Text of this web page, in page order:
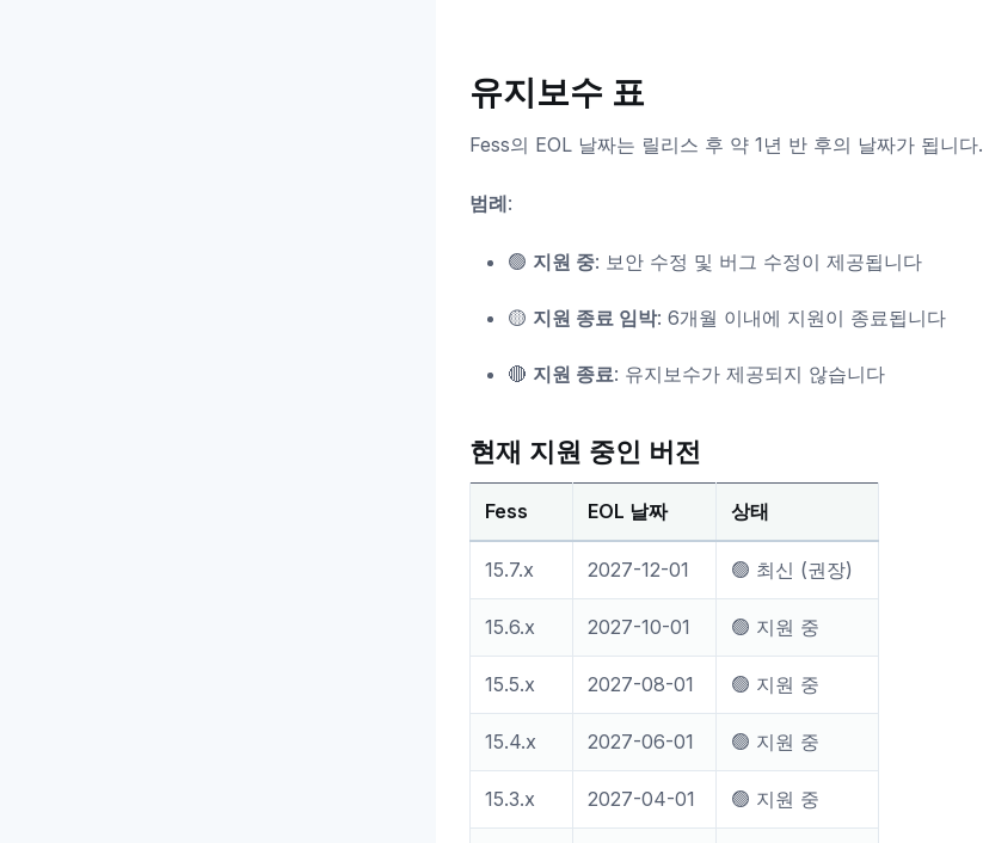
유지보수 표
Fess의 EOL 날짜는 릴리스 후 약 1년 반 후의 날짜가 됩니다.
범례:
🟢 지원 중: 보안 수정 및 버그 수정이 제공됩니다
🟡 지원 종료 임박: 6개월 이내에 지원이 종료됩니다
🔴 지원 종료: 유지보수가 제공되지 않습니다
현재 지원 중인 버전
Fess EOL 날짜 상태
15.7.x 2027-12-01 🟢 최신 (권장)
15.6.x 2027-10-01 🟢 지원 중
15.5.x 2027-08-01 🟢 지원 중
15.4.x 2027-06-01 🟢 지원 중
15.3.x 2027-04-01 🟢 지원 중